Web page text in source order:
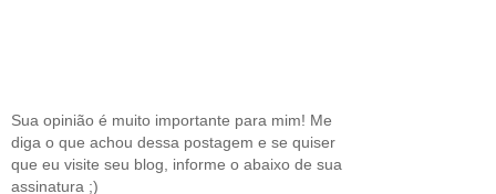
Sua opinião é muito importante para mim! Me
diga o que achou dessa postagem e se quiser
que eu visite seu blog, informe o abaixo de sua
assinatura ;)